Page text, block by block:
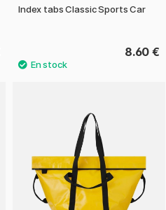
Index tabs Classic Sports Car
8.60 €